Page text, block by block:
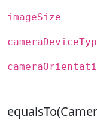
imageSize